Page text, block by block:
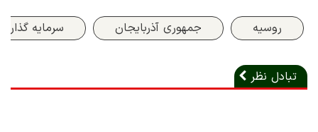
روسیه جمهوری آذربایجان سرمایه گذاری
تبادل نظر